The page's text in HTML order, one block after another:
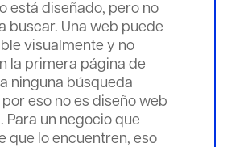
está diseñado, pero no
buscar. Una web puede
visualmente y no
la primera página de
ninguna búsqueda
eso no es diseño web
Para un negocio que
que lo encuentren, eso